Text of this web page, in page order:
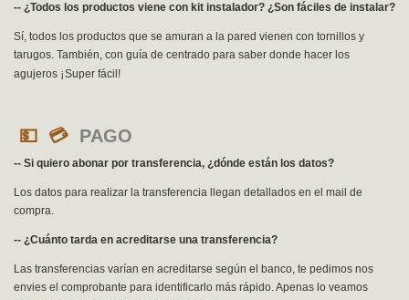
-- ¿Todos los productos viene con kit instalador? ¿Son fáciles de instalar?
Sí, todos los productos que se amuran a la pared vienen con tornillos y
tarugos. También, con guía de centrado para saber donde hacer los
agujeros ¡Super fácil!
💵 💳 PAGO
-- Si quiero abonar por transferencia, ¿dónde están los datos?
Los datos para realizar la transferencia llegan detallados en el mail de
compra.
-- ¿Cuánto tarda en acreditarse una transferencia?
Las transferencias varían en acreditarse según el banco, te pedimos nos
envies el comprobante para identificarlo más rápido. Apenas lo veamos